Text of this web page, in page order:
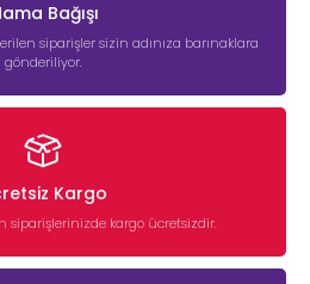
Bağışı
siparişler sizin adınıza barınaklara
gönderiliyor.
Kargo
siparişlerinizde kargo ücretsizdir.